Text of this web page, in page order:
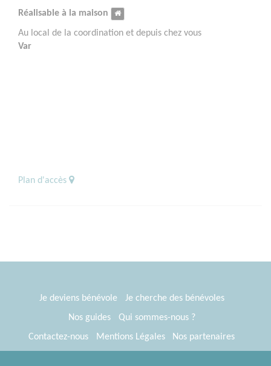
Réalisable à la maison
Au local de la coordination et depuis chez vous
Var
Plan d'accès
Je deviens bénévole
Je cherche des bénévoles
Nos guides
Qui sommes-nous ?
Contactez-nous
Mentions Légales
Nos partenaires